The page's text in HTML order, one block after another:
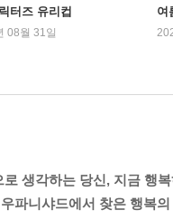
터즈 유리컵
08월 31일
여
생각하는 당신, 지금 행
파니샤드에서 찾은 행복